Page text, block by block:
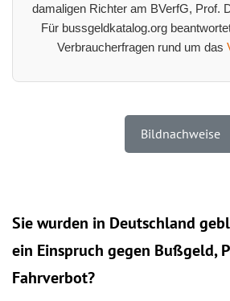
damaligen Richter am BVerfG, Prof.
Für bussgeldkatalog.org
Verbraucherfragen rund um das
Bildnachweise
Sie wurden in Deutschland
ein Einspruch gegen Bußgeld,
Fahrverbot?